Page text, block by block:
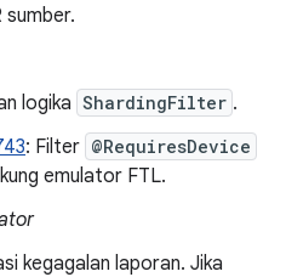
sumber.
logika ShardingFilter .
: Filter @RequiresDevice
emulator FTL.
kegagalan laporan. Jika